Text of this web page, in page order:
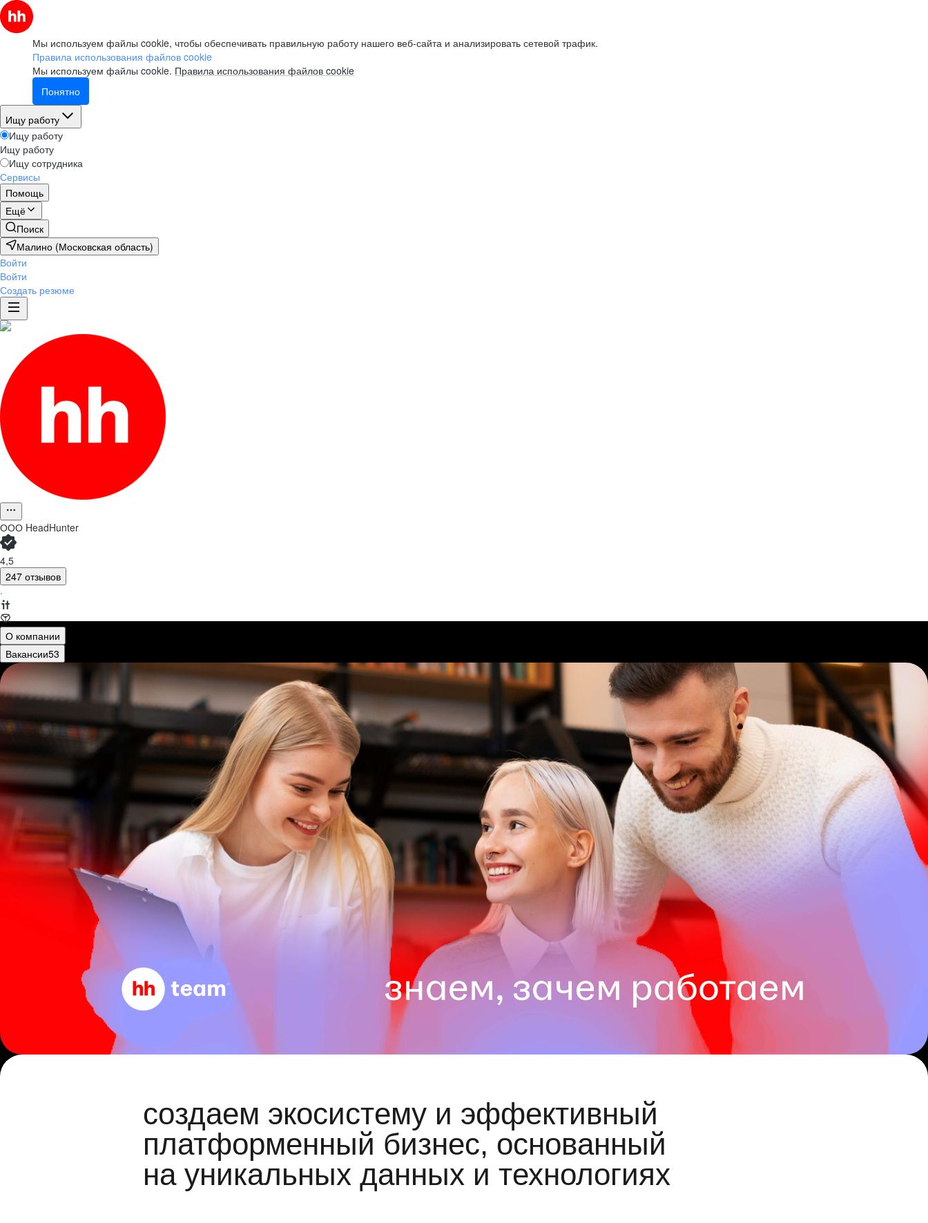
Мы используем файлы cookie, чтобы обеспечивать правильную работу нашего веб-сайта и анализировать сетевой трафик.
Правила использования файлов cookie
Мы используем файлы cookie. Правила использования файлов cookie
Понятно
Ищу работу
Ищу работу
Ищу работу
Ищу сотрудника
Сервисы
Помощь
Ещё
Поиск
Малино (Московская область)
Войти
Войти
Создать резюме
ООО HeadHunter
4,5
247 отзывов
·
О компании
Вакансии53
создаем экосистему и эффективный
платформенный бизнес, основанный
на уникальных данных и технологиях